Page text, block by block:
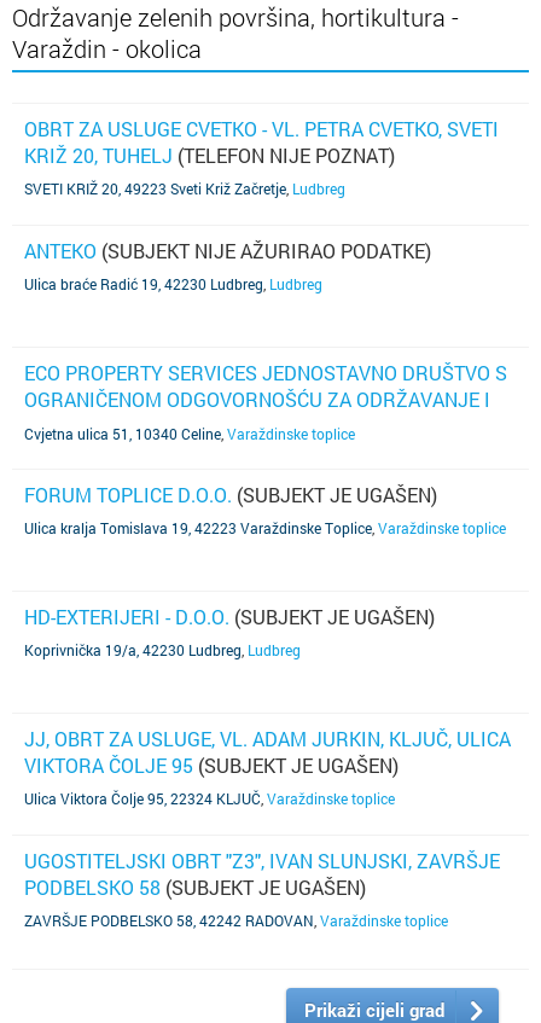
Održavanje zelenih površina, hortikultura -
Varaždin - okolica
OBRT ZA USLUGE CVETKO - VL. PETRA CVETKO, SVETI
KRIŽ 20, TUHELJ (TELEFON NIJE POZNAT)
SVETI KRIŽ 20, 49223 Sveti Križ Začretje Ludbreg
ANTEKO (SUBJEKT NIJE AŽURIRAO PODATKE)
Ulica braće Radić 19, 42230 Ludbreg Ludbreg
ECO PROPERTY SERVICES JEDNOSTAVNO DRUŠTVO S
OGRANIČENOM ODGOVORNOŠĆU ZA ODRŽAVANJE I
ČIŠĆENJE (SUBJEKT JE UGAŠEN)
Cvjetna ulica 51, 10340 Celine Varaždinske toplice
FORUM TOPLICE D.O.O. (SUBJEKT JE UGAŠEN)
Ulica kralja Tomislava 19, 42223 Varaždinske Toplice Varaždinske toplice
HD-EXTERIJERI - D.O.O. (SUBJEKT JE UGAŠEN)
Koprivnička 19/a, 42230 Ludbreg Ludbreg
JJ, OBRT ZA USLUGE, VL. ADAM JURKIN, KLJUČ, ULICA
VIKTORA ČOLJE 95 (SUBJEKT JE UGAŠEN)
Ulica Viktora Čolje 95, 22324 KLJUČ Varaždinske toplice
UGOSTITELJSKI OBRT "Z3", IVAN SLUNJSKI, ZAVRŠJE
PODBELSKO 58 (SUBJEKT JE UGAŠEN)
ZAVRŠJE PODBELSKO 58, 42242 RADOVAN Varaždinske toplice
Prikaži cijeli grad